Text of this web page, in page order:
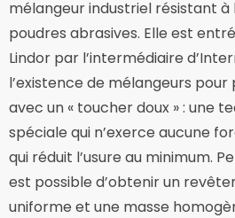
mélangeur industriel résistant à
poudres abrasives. Elle est
Lindor par l’intermédiaire
l’existence de mélangeurs
avec un « toucher doux » : une
spéciale qui n’exerce aucune
qui réduit l’usure au minimum.
est possible d’obtenir un
uniforme et une masse